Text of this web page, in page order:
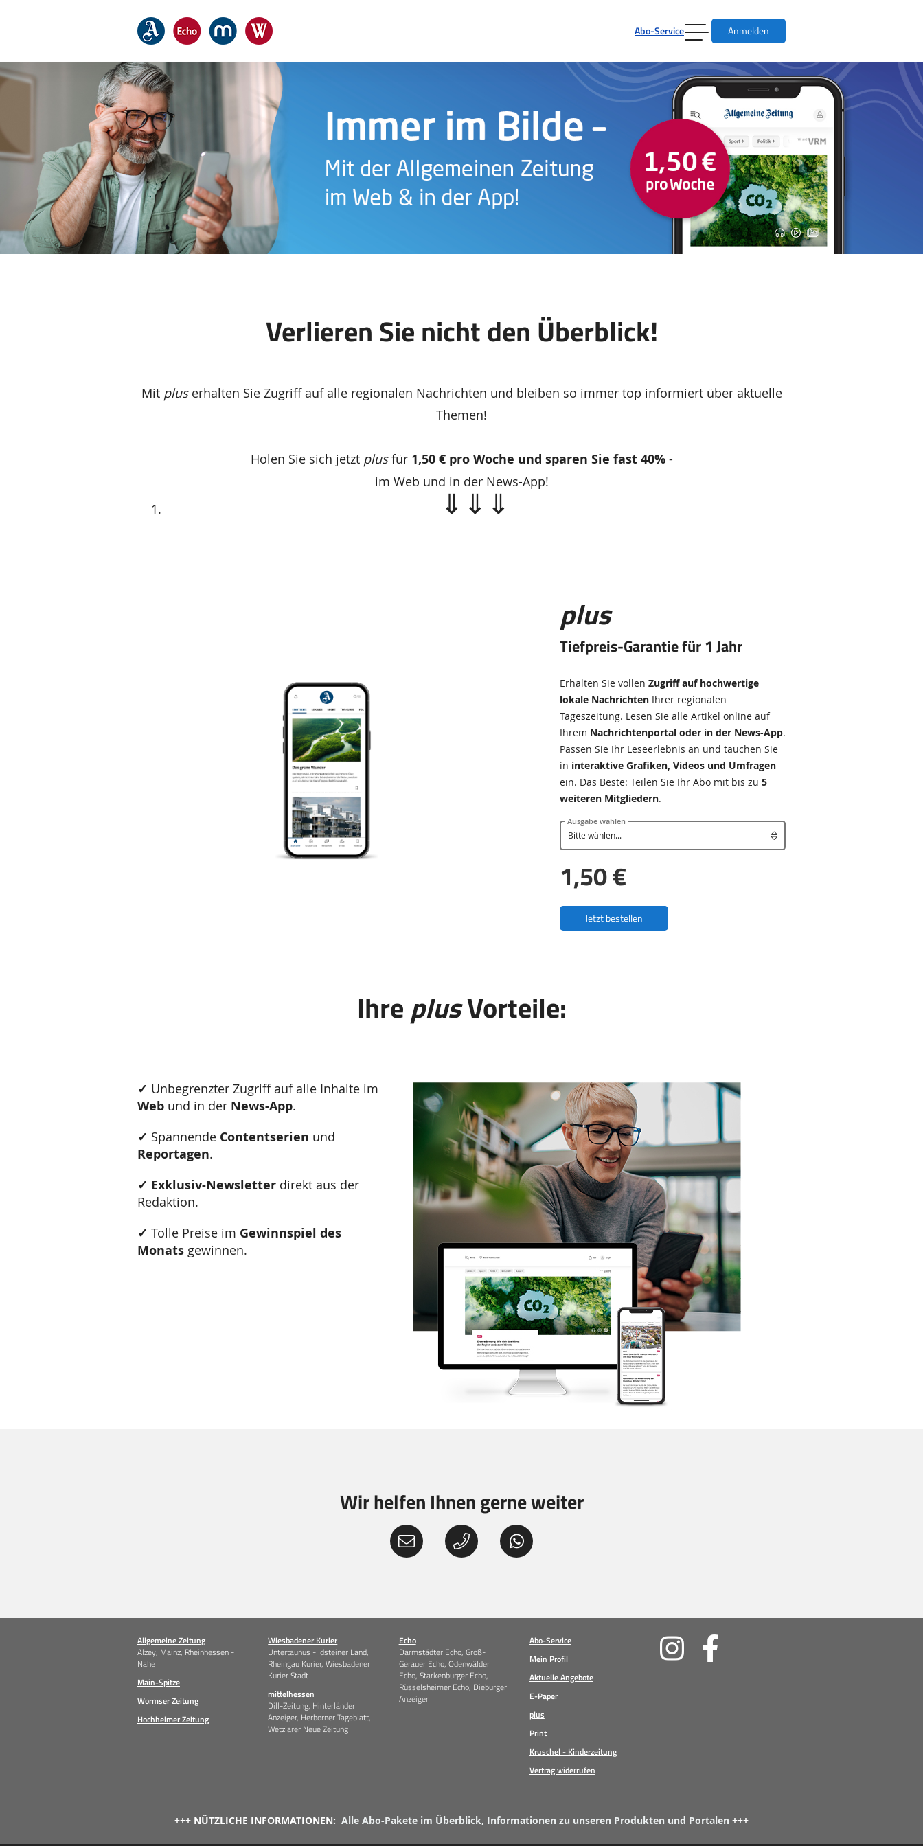
Inhalt
Footer
Abo-Service Anmelden
Verlieren Sie nicht den Überblick!
Zusätzliche
Mit plus erhalten Sie Zugriff auf alle regionalen Nachrichten und bleiben so immer top informiert über aktuelle
Themen!
Holen Sie sich jetzt plusfür 1,50 € pro Woche und sparen Sie fast 40%-
im Web und in der News-App!
⇓⇓⇓
plus
Tiefpreis-Garantie für 1 Jahr
Erhalten Sie vollen Zugriff auf hochwertige
lokale Nachrichten Ihrer regionalen
Tageszeitung. Lesen Sie alle Artikel online auf
Ihrem Nachrichtenportal oder in der News-App.
Passen Sie Ihr Leseerlebnis an und tauchen Sie
in interaktive Grafiken, Videos und Umfragen
ein. Das Beste: Teilen Sie Ihr Abo mit bis zu 5
weiteren Mitgliedern.
Ausgabe wählen
1,50 €
Jetzt bestellen
IhreplusVorteile:
✓ Unbegrenzter Zugriff auf alle Inhalte im
Web und in der News-App.
✓ Spannende Contentserien und
Reportagen.
✓ Exklusiv-Newsletter direkt aus der
Redaktion.
✓ Tolle Preise im Gewinnspiel des
Monats gewinnen.
Wir helfen Ihnen gerne weiter
Allgemeine Zeitung
Alzey, Mainz, Rheinhessen -
Nahe
Main-Spitze
Wormser Zeitung
Hochheimer Zeitung
Wiesbadener Kurier
Untertaunus - Idsteiner Land,
Rheingau Kurier, Wiesbadener
Kurier Stadt
mittelhessen
Dill-Zeitung, Hinterländer
Anzeiger, Herborner Tageblatt,
Wetzlarer Neue Zeitung
Echo
Darmstädter Echo, Groß-
Gerauer Echo, Odenwälder
Echo, Starkenburger Echo,
Rüsselsheimer Echo, Dieburger
Anzeiger
Abo-Service
Mein Profil
Aktuelle Angebote
E-Paper
plus
Print
Kruschel - Kinderzeitung
Vertrag widerrufen
Soziale
Medien
+++ NÜTZLICHE INFORMATIONEN: Alle Abo-Pakete im Überblick, Informationen zu unseren Produkten und Portalen +++